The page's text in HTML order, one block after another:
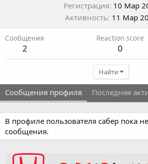
Регистрация 10 Мар
Активность 11 Мар
Сообщения
2
Reaction score
0
Найти
Сообщения профиля Последняя
В профиле пользователя сабер пока
сообщения.